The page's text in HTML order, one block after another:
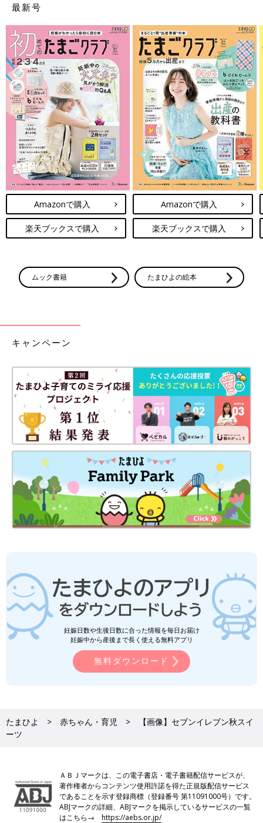
最新号
Amazonで購入
楽天ブックスで購入
Amazonで購入
楽天ブックスで購入
ムック書籍 たまひよの絵本
キャンペーン
妊娠日数や生後日数に合った情報を毎日お届け
妊娠中から産後まで長く使える無料アプリ
無料ダウンロード
たまひよ 赤ちゃん・育児
【画像】セブンイレブン秋スイ
ーツ
ＡＢＪマークは、この電子書店・電子書籍配信サービスが、
著作権者からコンテンツ使用許諾を得た正規版配信サービス
であることを示す登録商標（登録番号 第11091000号）です。
ABJマークの詳細、ABJマークを掲示しているサービスの一覧
はこちら→https://aebs.or.jp/